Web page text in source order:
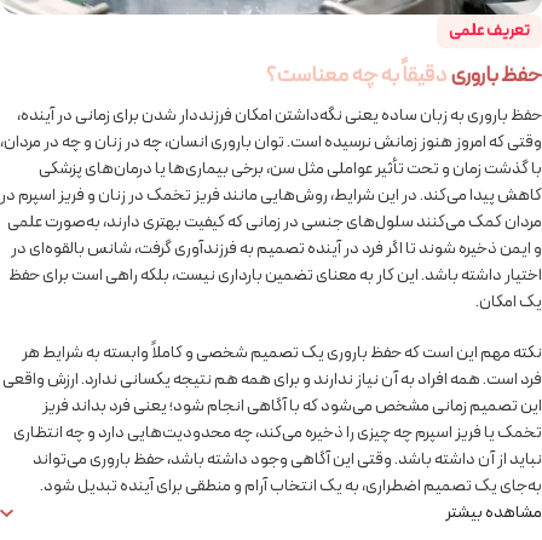
تعریف علمی
حفظ باروریدقیقاً به چه معناست؟
حفظ باروری به زبان ساده یعنی نگه‌داشتن امکان فرزنددار شدن برای زمانی در آینده،
وقتی که امروز هنوز زمانش نرسیده است. توان باروری انسان، چه در زنان و چه در مردان،
با گذشت زمان و تحت تأثیر عواملی مثل سن، برخی بیماری‌ها یا درمان‌های پزشکی
کاهش پیدا می‌کند. در این شرایط، روش‌هایی مانند فریز تخمک در زنان و فریز اسپرم در
مردان کمک می‌کنند سلول‌های جنسی در زمانی که کیفیت بهتری دارند، به‌صورت علمی
و ایمن ذخیره شوند تا اگر فرد در آینده تصمیم به فرزندآوری گرفت، شانس بالقوه‌ای در
اختیار داشته باشد. این کار به معنای تضمین بارداری نیست، بلکه راهی است برای حفظ
یک امکان.
نکته مهم این است که حفظ باروری یک تصمیم شخصی و کاملاً وابسته به شرایط هر
فرد است. همه افراد به آن نیاز ندارند و برای همه هم نتیجه یکسانی ندارد. ارزش واقعی
این تصمیم زمانی مشخص می‌شود که با آگاهی انجام شود؛ یعنی فرد بداند فریز
تخمک یا فریز اسپرم چه چیزی را ذخیره می‌کند، چه محدودیت‌هایی دارد و چه انتظاری
نباید از آن داشته باشد. وقتی این آگاهی وجود داشته باشد، حفظ باروری می‌تواند
به‌جای یک تصمیم اضطراری، به یک انتخاب آرام و منطقی برای آینده تبدیل شود.
مشاهده بیشتر